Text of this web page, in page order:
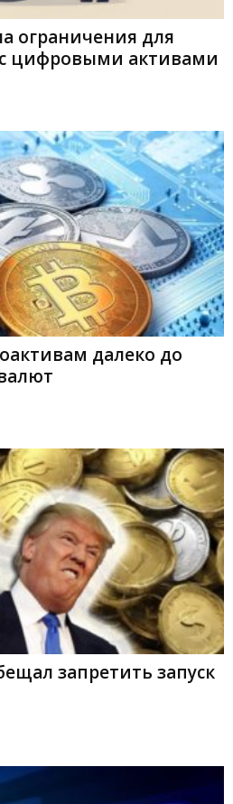
ограничения для
с цифровыми активами
далеко до
запретить запуск